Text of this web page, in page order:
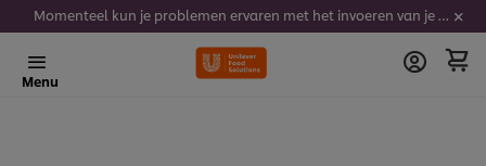
Momenteel kun je problemen ervaren met het invoeren van je stickercodes. We werken er hard aan om dit op te lossen.
Menu